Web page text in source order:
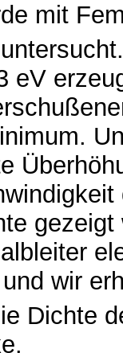
mit
eV
wir
Dichte